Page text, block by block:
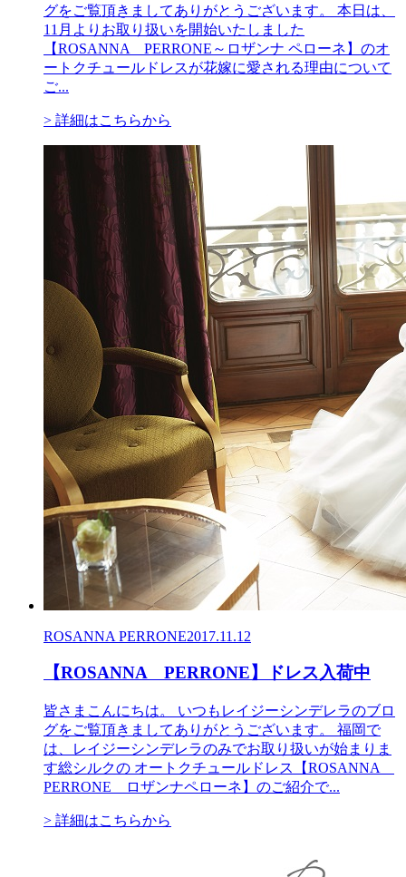
グをご覧頂きましてありがとうございます。 本日は、
11月よりお取り扱いを開始いたしました
【ROSANNA PERRONE～ロザンナ ペローネ】のオ
ートクチュールドレスが花嫁に愛される理由について
ご...
> 詳細はこちらから
ROSANNA PERRONE2017.11.12
【ROSANNA PERRONE】ドレス入荷中
皆さまこんにちは。 いつもレイジーシンデレラのブロ
グをご覧頂きましてありがとうございます。 福岡で
は、レイジーシンデレラのみでお取り扱いが始まりま
す総シルクの オートクチュールドレス【ROSANNA
PERRONE ロザンナペローネ】のご紹介で...
> 詳細はこちらから